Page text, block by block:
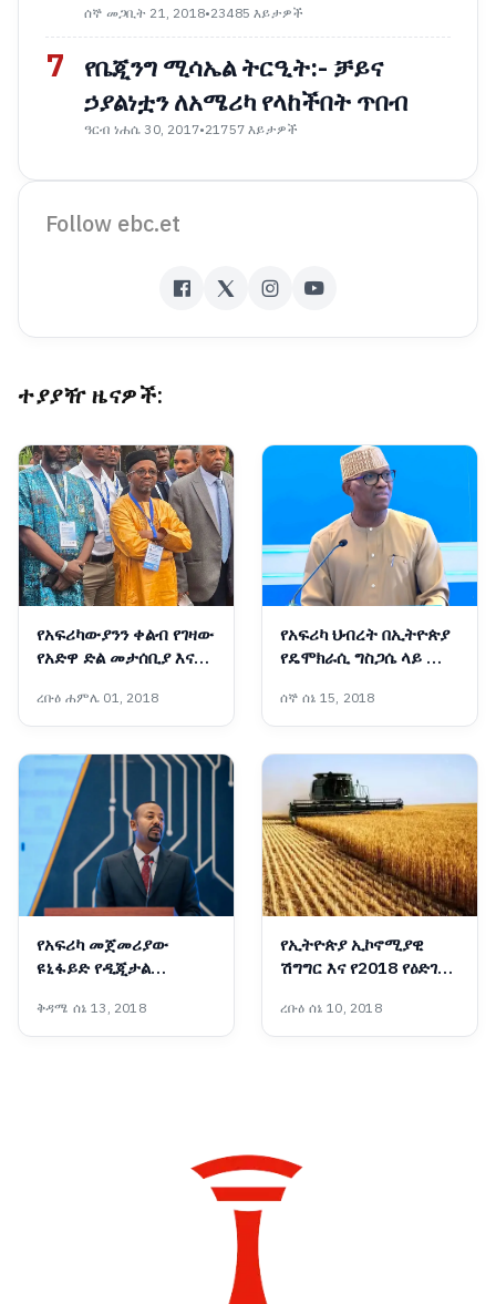
ሰኞ መጋቢት 21, 2018•23485 እይታዎች
7
የቤጂንግ ሚሳኤል ትርዒት:- ቻይና
ኃያልነቷን ለአሜሪካ የላከችበት ጥበብ
ዓርብ ነሐሴ 30, 2017•21757 እይታዎች
Follow ebc.et
ተያያዥ ዜናዎች:
የአፍሪካውያንን ቀልብ የገዛው
የአድዋ ድል መታሰቢያ እና
ሥራዎች
ረቡዕ ሐምሌ 01, 2018
የአፍሪካ ህብረት በኢትዮጵያ
የዴሞክራሲ ግስጋሴ ላይ ሙሉ
ባንኮሌ አዶዬ
ሰኞ ሰኔ 15, 2018
የአፍሪካ መጀመሪያው
ዩኒፋይድ የዲጂታል
‘መሶብ’ ወደ ሞባይል ስልኮች
ተሸጋግሯል፡- ጠቅላይ
ቅዳሜ ሰኔ 13, 2018
የኢትዮጵያ ኢኮኖሚያዊ
ሽግግር እና የ2018 የዕድገት
ረቡዕ ሰኔ 10, 2018